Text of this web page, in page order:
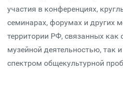
участия в конференциях,
семинарах, форумах и других
территории РФ, связанных как
музейной деятельностью, так
спектром общекультурной